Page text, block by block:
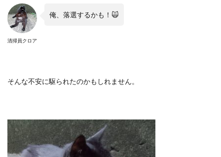
清掃員クロア
俺、落選するかも！🙀
そんな不安に駆られたのかもしれません。